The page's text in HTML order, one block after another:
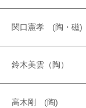
関口憲孝 (陶・磁)
鈴木美雲（陶）
高木剛 (陶)